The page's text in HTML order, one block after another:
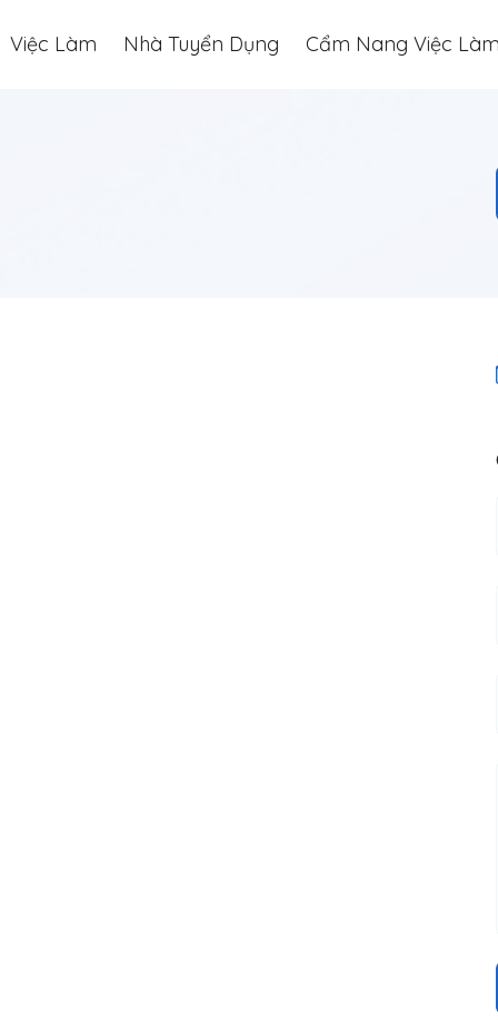
Việc Làm Nhà Tuyển Dụng Cẩm Nang Việc